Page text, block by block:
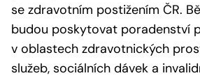
se zdravotním postižením ČR.
budou poskytovat poradenství
v oblastech zdravotnických
služeb, sociálních dávek a